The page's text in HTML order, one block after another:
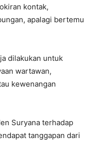
kontak,
apalagi bertemu
dilakukan untuk
wartawan,
kewenangan
Suryana terhadap
tanggapan dari